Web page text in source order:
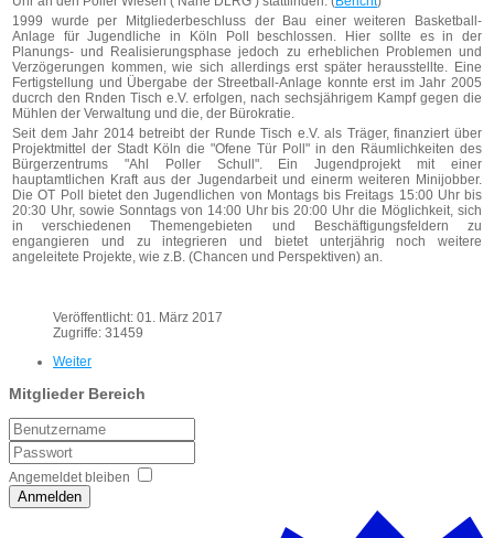
1999 wurde per Mitgliederbeschluss der Bau einer weiteren Basketball-
Anlage für Jugendliche in Köln Poll beschlossen. Hier sollte es in der
Planungs- und Realisierungsphase jedoch zu erheblichen Problemen und
Verzögerungen kommen, wie sich allerdings erst später herausstellte. Eine
Fertigstellung und Übergabe der Streetball-Anlage konnte erst im Jahr 2005
ducrch den Rnden Tisch e.V. erfolgen, nach sechsjährigem Kampf gegen die
Mühlen der Verwaltung und die, der Bürokratie.
Seit dem Jahr 2014 betreibt der Runde Tisch e.V. als Träger, finanziert über
Projektmittel der Stadt Köln die "Ofene Tür Poll" in den Räumlichkeiten des
Bürgerzentrums "Ahl Poller Schull". Ein Jugendprojekt mit einer
hauptamtlichen Kraft aus der Jugendarbeit und einerm weiteren Minijobber.
Die OT Poll bietet den Jugendlichen von Montags bis Freitags 15:00 Uhr bis
20:30 Uhr, sowie Sonntags von 14:00 Uhr bis 20:00 Uhr die Möglichkeit, sich
in verschiedenen Themengebieten und Beschäftigungsfeldern zu
engangieren und zu integrieren und bietet unterjährig noch weitere
angeleitete Projekte, wie z.B. (Chancen und Perspektiven) an.
Veröffentlicht: 01. März 2017
Zugriffe: 31459
Weiter
Mitglieder Bereich
Angemeldet bleiben
Anmelden